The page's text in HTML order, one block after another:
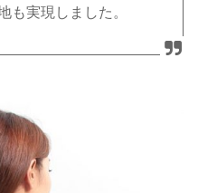
も実現しました。